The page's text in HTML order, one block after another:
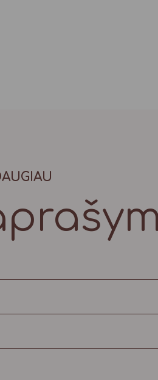
suvartoti per